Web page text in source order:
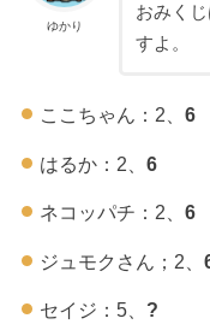
ゆかり
おみくじ
すよ。
ここちゃん：2、 6
はるか：2、 6
ネコッパチ：2、 6
ジュモクさん；2、
セイジ：5、 ?